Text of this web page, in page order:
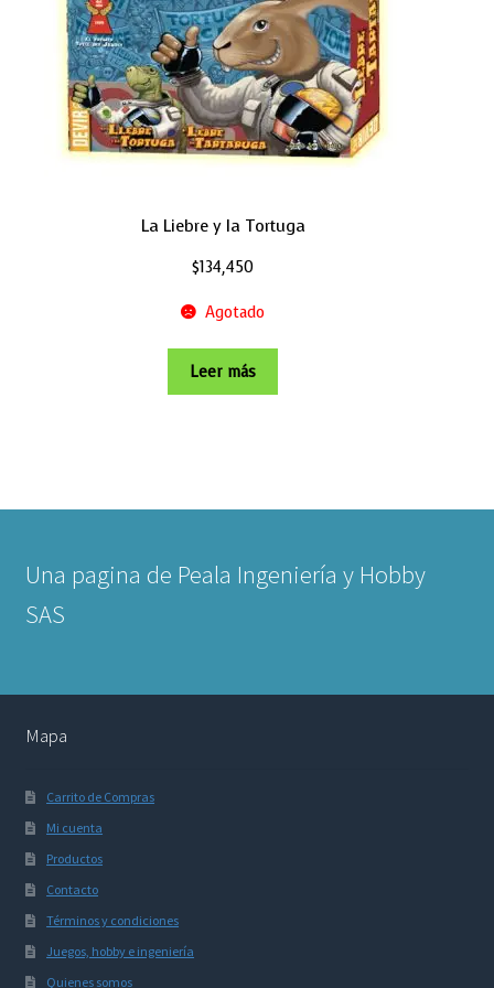
La Liebre y la Tortuga
$134,450
Agotado
Leer más
Una pagina de Peala Ingeniería y Hobby
SAS
Mapa
Carrito de Compras
Mi cuenta
Productos
Contacto
Términos y condiciones
Juegos, hobby e ingeniería
Quienes somos